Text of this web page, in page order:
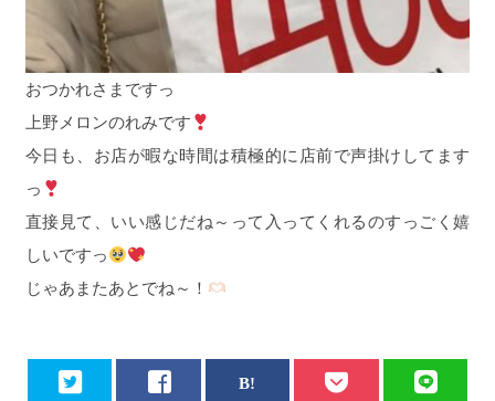
おつかれさまですっ
上野メロンのれみです
今日も、お店が暇な時間は積極的に店前で声掛けしてます
っ
直接見て、いい感じだね～って入ってくれるのすっごく嬉
しいですっ
じゃあまたあとでね～！